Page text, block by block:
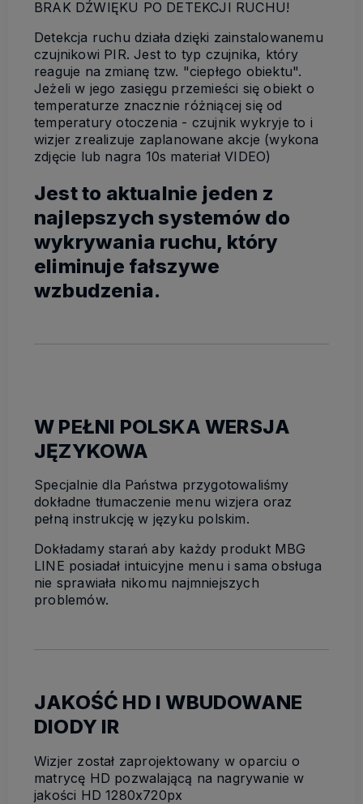
BRAK DŹWIĘKU PO DETEKCJI RUCHU!
Detekcja ruchu działa dzięki zainstalowanemu
czujnikowi PIR. Jest to typ czujnika, który
reaguje na zmianę tzw. "ciepłego obiektu".
Jeżeli w jego zasięgu przemieści się obiekt o
temperaturze znacznie różniącej się od
temperatury otoczenia - czujnik wykryje to i
wizjer zrealizuje zaplanowane akcje (wykona
zdjęcie lub nagra 10s materiał VIDEO)
Jest to aktualnie jeden z
najlepszych systemów do
wykrywania ruchu, który
eliminuje fałszywe
wzbudzenia.
W PEŁNI POLSKA WERSJA
JĘZYKOWA
Specjalnie dla Państwa przygotowaliśmy
dokładne tłumaczenie menu wizjera oraz
pełną instrukcję w języku polskim.
Dokładamy starań aby każdy produkt MBG
LINE posiadał intuicyjne menu i sama obsługa
nie sprawiała nikomu najmniejszych
problemów.
JAKOŚĆ HD I WBUDOWANE
DIODY IR
Wizjer został zaprojektowany w oparciu o
matrycę HD pozwalającą na nagrywanie w
jakości HD 1280x720px